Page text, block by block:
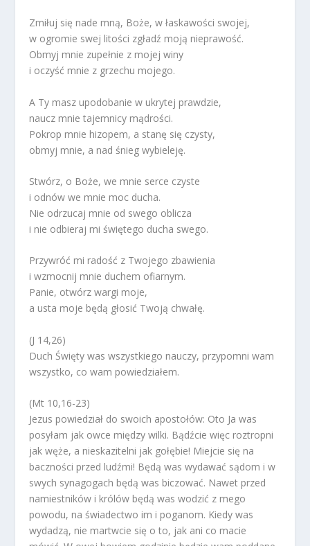
Zmiłuj się nade mną, Boże, w łaskawości swojej,
w ogromie swej litości zgładź moją nieprawość.
Obmyj mnie zupełnie z mojej winy
i oczyść mnie z grzechu mojego.
A Ty masz upodobanie w ukrytej prawdzie,
naucz mnie tajemnicy mądrości.
Pokrop mnie hizopem, a stanę się czysty,
obmyj mnie, a nad śnieg wybieleję.
Stwórz, o Boże, we mnie serce czyste
i odnów we mnie moc ducha.
Nie odrzucaj mnie od swego oblicza
i nie odbieraj mi świętego ducha swego.
Przywróć mi radość z Twojego zbawienia
i wzmocnij mnie duchem ofiarnym.
Panie, otwórz wargi moje,
a usta moje będą głosić Twoją chwałę.
(J 14,26)
Duch Święty was wszystkiego nauczy, przypomni wam
wszystko, co wam powiedziałem.
(Mt 10,16-23)
Jezus powiedział do swoich apostołów: Oto Ja was
posyłam jak owce między wilki. Bądźcie więc roztropni
jak węże, a nieskazitelni jak gołębie! Miejcie się na
baczności przed ludźmi! Będą was wydawać sądom i w
swych synagogach będą was biczować. Nawet przed
namiestników i królów będą was wodzić z mego
powodu, na świadectwo im i poganom. Kiedy was
wydadzą, nie martwcie się o to, jak ani co macie